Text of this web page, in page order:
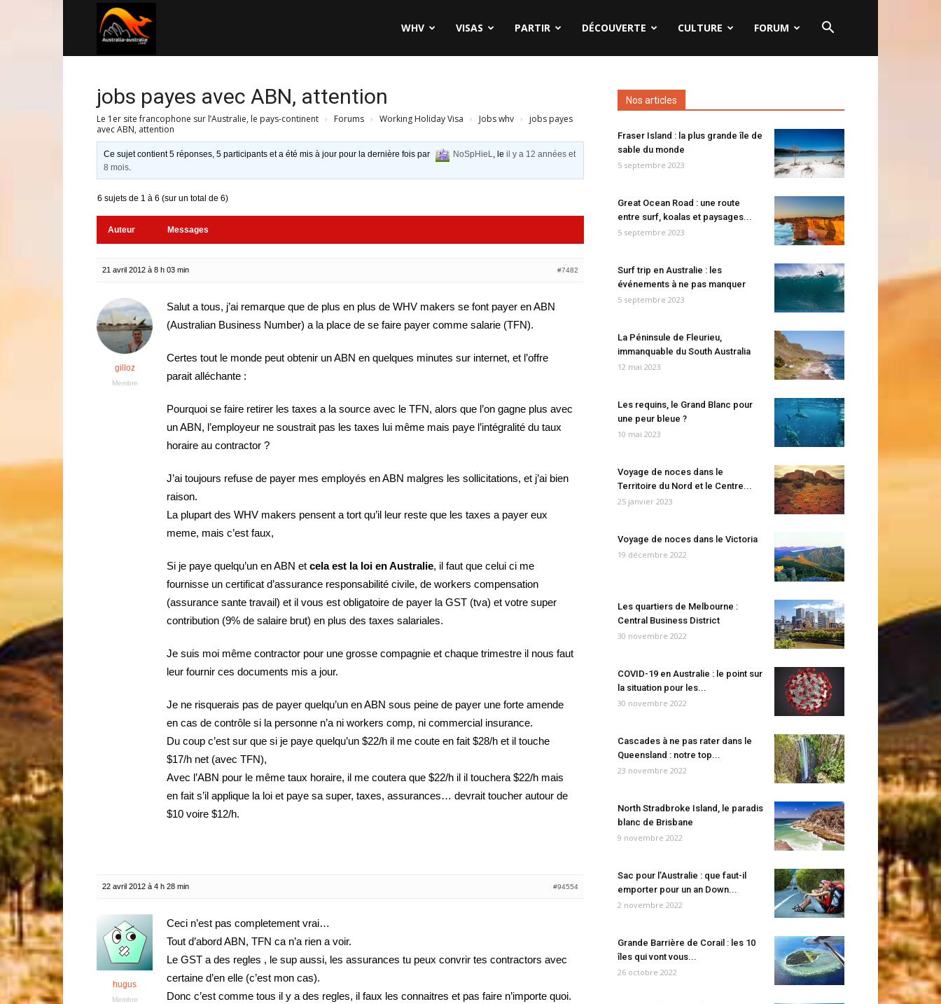
WHV VISAS PARTIR DÉCOUVERTE CULTURE FORUM
jobs payes avec ABN, attention
Le 1er site francophone sur l’Australie, le pays-continent › Forums › Working Holiday Visa › Jobs whv ›
jobs payes
avec ABN, attention
Ce sujet contient 5 réponses, 5 participants et a été mis à jour pour la dernière fois par NoSpHieL, leil y a 12 années et
8 mois.
6 sujets de 1 à 6 (sur un total de 6)
Auteur Messages
21 avril 2012 à 8 h 03 min #7482
gilloz
Membre
Salut a tous, j’ai remarque que de plus en plus de WHV makers se font payer en ABN
(Australian Business Number) a la place de se faire payer comme salarie (TFN).
Certes tout le monde peut obtenir un ABN en quelques minutes sur internet, et l’offre
parait alléchante :
Pourquoi se faire retirer les taxes a la source avec le TFN, alors que l’on gagne plus avec
un ABN, l’employeur ne soustrait pas les taxes lui même mais paye l’intégralité du taux
horaire au contractor ?
J’ai toujours refuse de payer mes employés en ABN malgres les sollicitations, et j’ai bien
raison.
La plupart des WHV makers pensent a tort qu’il leur reste que les taxes a payer eux
meme, mais c’est faux,
Si je paye quelqu’un en ABN et cela est la loi en Australie, il faut que celui ci me
fournisse un certificat d’assurance responsabilité civile, de workers compensation
(assurance sante travail) et il vous est obligatoire de payer la GST (tva) et votre super
contribution (9% de salaire brut) en plus des taxes salariales.
Je suis moi même contractor pour une grosse compagnie et chaque trimestre il nous faut
leur fournir ces documents mis a jour.
Je ne risquerais pas de payer quelqu’un en ABN sous peine de payer une forte amende
en cas de contrôle si la personne n’a ni workers comp, ni commercial insurance.
Du coup c’est sur que si je paye quelqu’un $22/h il me coute en fait $28/h et il touche
$17/h net (avec TFN),
Avec l’ABN pour le même taux horaire, il me coutera que $22/h il il touchera $22/h mais
en fait s’il applique la loi et paye sa super, taxes, assurances… devrait toucher autour de
$10 voire $12/h.
22 avril 2012 à 4 h 28 min #94554
hugus
Membre
Ceci n’est pas completement vrai…
Tout d’abord ABN, TFN ca n’a rien a voir.
Le GST a des regles , le sup aussi, les assurances tu peux convrir tes contractors avec
certaine d’en elle (c’est mon cas).
Donc c’est comme tous il y a des regles, il faux les connaitres et pas faire n’importe quoi.
Nos articles
Fraser Island : la plus grande île de
sable du monde
5 septembre 2023
Great Ocean Road : une route
entre surf, koalas et paysages...
5 septembre 2023
Surf trip en Australie : les
événements à ne pas manquer
5 septembre 2023
La Péninsule de Fleurieu,
immanquable du South Australia
12 mai 2023
Les requins, le Grand Blanc pour
une peur bleue ?
10 mai 2023
Voyage de noces dans le
Territoire du Nord et le Centre...
25 janvier 2023
Voyage de noces dans le Victoria
19 décembre 2022
Les quartiers de Melbourne :
Central Business District
30 novembre 2022
COVID-19 en Australie : le point sur
la situation pour les...
30 novembre 2022
Cascades à ne pas rater dans le
Queensland : notre top...
23 novembre 2022
North Stradbroke Island, le paradis
blanc de Brisbane
9 novembre 2022
Sac pour l’Australie : que faut-il
emporter pour un an Down...
2 novembre 2022
Grande Barrière de Corail : les 10
îles qui vont vous...
26 octobre 2022